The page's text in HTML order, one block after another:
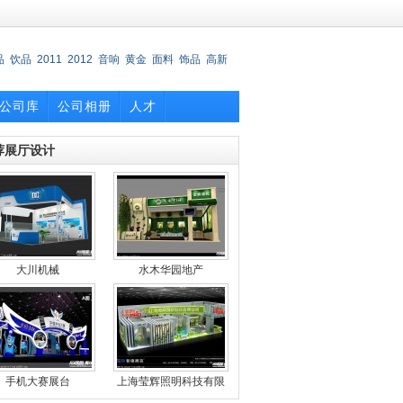
饮品 2011 2012 音响 黄金 面料 饰品 高新
公司库 公司相册 人才
展厅设计
大川机械 水木华园地产
手机大赛展台 上海莹辉照明科技有限